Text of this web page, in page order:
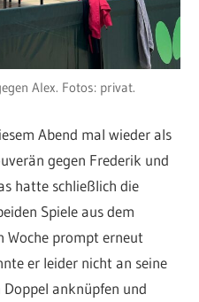
Alex. Fotos: privat.
Abend mal wieder als
gegen Frederik und
hatte schließlich die
Spiele aus dem
Woche prompt erneut
er leider nicht an seine
anknüpfen und